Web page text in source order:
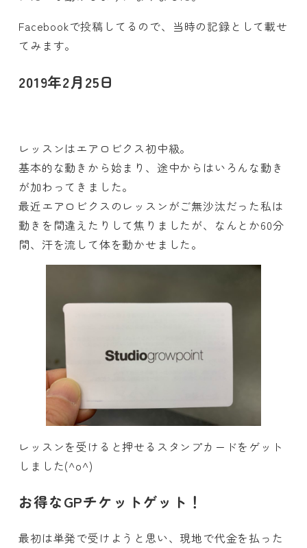
Facebookで投稿してるので、当時の記録として載せ
てみます。
2019年2月25日
レッスンはエアロビクス初中級。
基本的な動きから始まり、途中からはいろんな動き
が加わってきました。
最近エアロビクスのレッスンがご無沙汰だった私は
動きを間違えたりして焦りましたが、なんとか60分
間、汗を流して体を動かせました。
レッスンを受けると押せるスタンプカードをゲット
しました(^o^)
お得なGPチケットゲット！
最初は単発で受けようと思い、現地で代金を払った